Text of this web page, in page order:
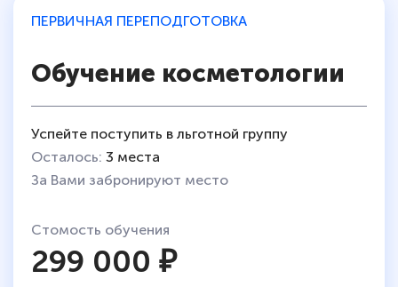
ПЕРВИЧНАЯ ПЕРЕПОДГОТОВКА
Обучение косметологии
Успейте поступить в льготной группу
Осталось: 3 места
За Вами забронируют место
Стомость обучения
299 000 ₽